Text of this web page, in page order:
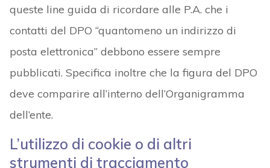
queste line guida di ricordare alle P.A. che i
contatti del DPO “quantomeno un indirizzo di
posta elettronica” debbono essere sempre
pubblicati. Specifica inoltre che la figura del DPO
deve comparire all’interno dell’Organigramma
dell’ente.
L’utilizzo di cookie o di altri
strumenti di tracciamento